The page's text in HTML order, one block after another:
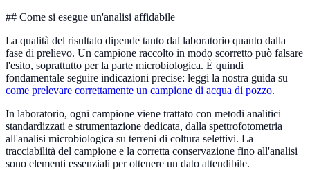
## Come si esegue un'analisi affidabile
La qualità del risultato dipende tanto dal laboratorio quanto dalla
fase di prelievo. Un campione raccolto in modo scorretto può falsare
l'esito, soprattutto per la parte microbiologica. È quindi
fondamentale seguire indicazioni precise: leggi la nostra guida su
come prelevare correttamente un campione di acqua di pozzo.
In laboratorio, ogni campione viene trattato con metodi analitici
standardizzati e strumentazione dedicata, dalla spettrofotometria
all'analisi microbiologica su terreni di coltura selettivi. La
tracciabilità del campione e la corretta conservazione fino all'analisi
sono elementi essenziali per ottenere un dato attendibile.